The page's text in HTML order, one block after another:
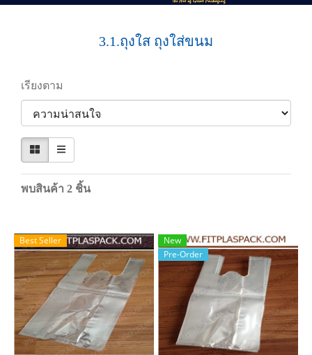
3.1.ถุงใส ถุงใส่ขนม
เรียงตาม
พบสินค้า 2 ชิ้น
Best Seller
New
Pre-Order